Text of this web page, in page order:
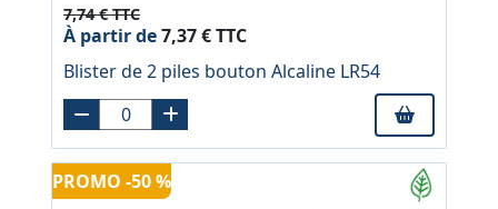
7,74 € TTC
À partir de7,37 € TTC
Blister de 2 piles bouton Alcaline LR54
PROMO -50 %